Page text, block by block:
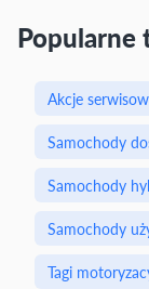
Popularne
Akcje
Samochody
Samochody
Samochody
Tagi